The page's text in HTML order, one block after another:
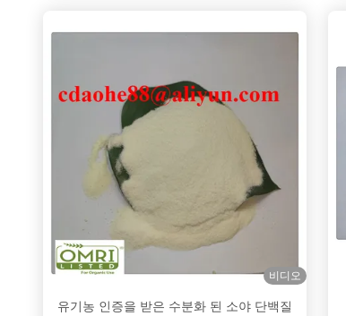
비디오
유기농 인증을 받은 수분화 된 소야 단백질